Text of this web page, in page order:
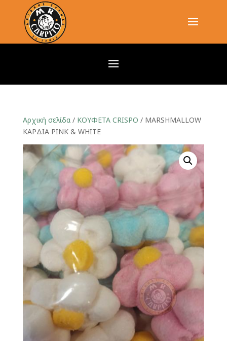
Αρχική σελίδα/ ΚΟΥΦΕΤΑ CRISPO / MARSHMALLOW
ΚΑΡΔΙΑ PINK & WHITE